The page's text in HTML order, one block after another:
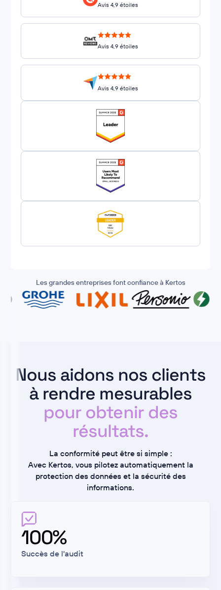
Avis 4,9 étoiles
Avis 4,9 étoiles
Avis 4,9 étoiles
Les grandes entreprises font confiance à Kertos
Nous aidons nos clients
à rendre mesurables
pour obtenir des
résultats.
La conformité peut être si simple :
Avec Kertos, vous pilotez automatiquement la
protection des données et la sécurité des
informations.
100%
Succès de l'audit